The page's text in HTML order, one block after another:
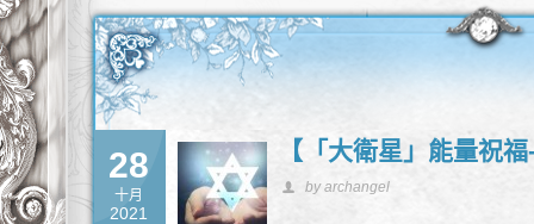
28
十月
2021
【「大衛星」能量祝
by archangel